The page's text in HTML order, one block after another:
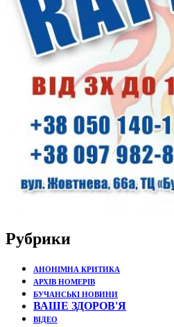
Рубрики
АНОНІМНА КРИТИКА
АРХІВ НОМЕРІВ
БУЧАНСЬКІ НОВИНИ
ВАШЕ ЗДОРОВ'Я
ВІДЕО